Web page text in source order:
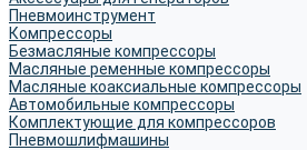
Пневмоинструмент
Компрессоры
Безмасляные компрессоры
Масляные ременные компрессоры
Масляные коаксиальные компрессоры
Автомобильные компрессоры
Комплектующие для компрессоров
Пневмошлифмашины